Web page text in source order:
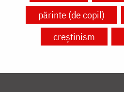
părinte (de copil)
creștinism